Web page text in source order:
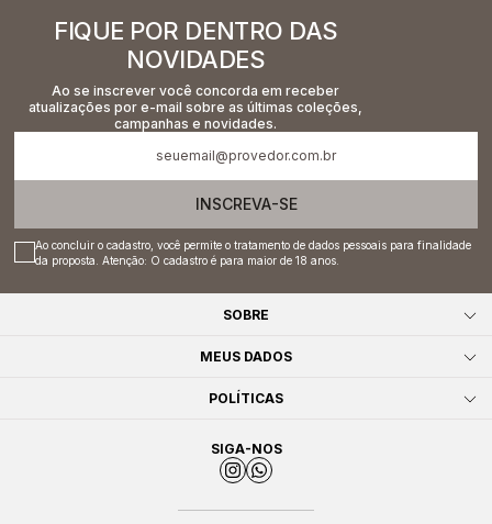
FIQUE POR DENTRO DAS
NOVIDADES
Ao se inscrever você concorda em receber
atualizações por e-mail sobre as últimas coleções,
campanhas e novidades.
INSCREVA-SE
Ao concluir o cadastro, você permite o tratamento de dados pessoais para finalidade
da proposta. Atenção: O cadastro é para maior de 18 anos.
SOBRE
MEUS DADOS
POLÍTICAS
SIGA-NOS